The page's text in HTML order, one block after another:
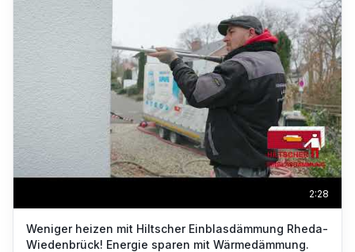
2:28
Weniger heizen mit Hiltscher Einblasdämmung Rheda-
Wiedenbrück! Energie sparen mit Wärmedämmung.